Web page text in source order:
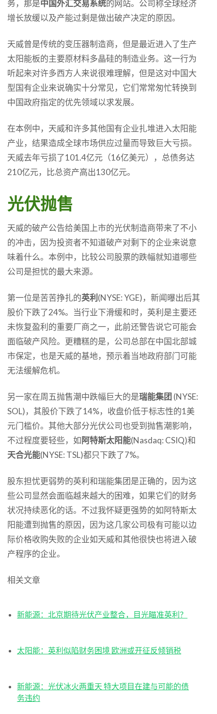
务，那是中国外汇交易系统的网站。公司称全球经济
增长放缓以及产能过剩是做出破产决定的原因。
天威曾是传统的变压器制造商，但是最近进入了生产
太阳能板的主要原材料多晶硅的制造业务。这一行为
听起来对许多西方人来说很难理解，但是这对中国大
型国有企业来说确实十分常见，它们常常匆忙转换到
中国政府指定的优先领域以求发展。
在本例中，天威和许多其他国有企业扎堆进入太阳能
产业，结果造成全球市场供应过量而导致巨大亏损。
天威去年亏损了101.4亿元（16亿美元），总债务达
210亿元，比总资产高出130亿元。
光伏抛售
天威的破产公告给美国上市的光伏制造商带来了不小
的冲击，因为投资者不知道破产对剩下的企业来说意
味着什么。本例中，比较公司股票的跌幅就知道哪些
公司是担忧的最大来源。
第一位是苦苦挣扎的英利 (NYSE: YGE)，新闻曝出后其
股价下跌了24%。当行业下滑缓和时，英利是主要还
未恢复盈利的重要厂商之一，此前还警告说它可能会
面临破产风险。更糟糕的是，公司总部在中国北部城
市保定，也是天威的基地，预示着当地政府部门可能
无法缓解危机。
另一家在周五抛售潮中跌幅巨大的是瑞能集团 (NYSE:
SOL)，其股价下跌了14%，收盘价低于标志性的1美
元门槛价。其他大部分光伏公司也受到抛售潮影响，
不过程度要轻些，如阿特斯太阳能(Nasdaq: CSIQ)和
天合光能(NYSE: TSL)都只下跌了7%。
股东担忧更弱势的英利和瑞能集团是正确的，因为这
些公司显然会面临越来越大的困难，如果它们的财务
状况持续恶化的话。不过我怀疑更强势的如阿特斯太
阳能遭到抛售的原因，因为这几家公司极有可能以边
际价格收购失败的企业如天威和其他很快也将进入破
产程序的企业。
相关文章
新能源：北京期待光伏产业整合，目光瞄准英利？
太阳能：英利似陷财务困境 欧洲或开征反倾销税
新能源：光伏冰火两重天 特大项目在建与可能的债
务违约